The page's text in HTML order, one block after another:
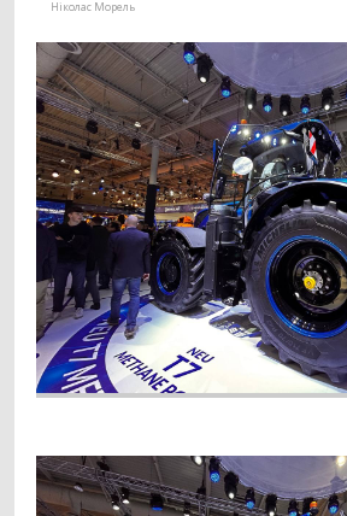
Прес-підбирач тюковий
Прес-підбирач рулонний
Косарка
Граблі-ворошилки
Косарка-плющилка
Обмотувальник рулонів
Техніка для тваринництва
Кормозмішувач
Коток для силоса
Подрібнювач рулонів
Прес для силосу
Система зрошування
Ніколас Морель